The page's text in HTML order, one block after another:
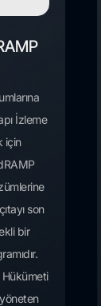
İzleme
için
son
bir
Hükümeti
yöneten